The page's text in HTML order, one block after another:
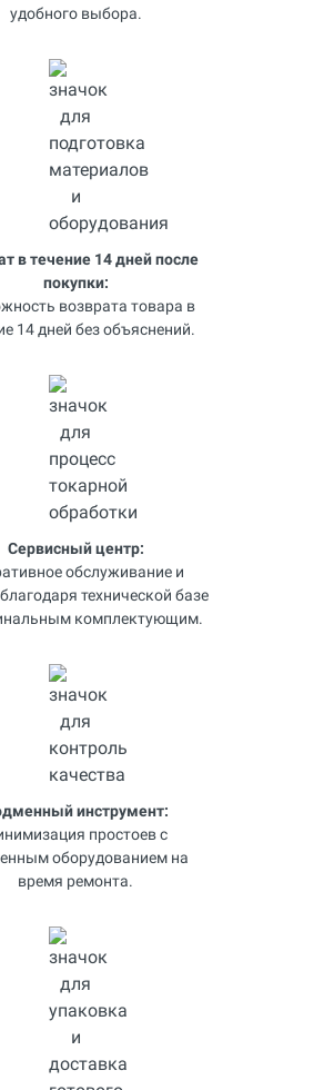
удобного выбора.
в течение 14 дней после
покупки:
возврата товара в
14 дней без объяснений.
Сервисный центр:
обслуживание и
технической базе
комплектующим.
инструмент:
простоев с
оборудованием на
время ремонта.